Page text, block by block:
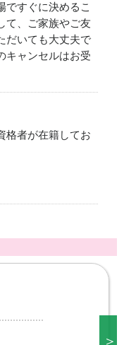
ですぐに決めるこ
て、ご家族やご友
だいても大丈夫で
キャンセルはお受
格者が在籍してお
＞